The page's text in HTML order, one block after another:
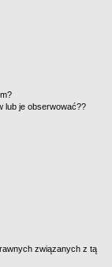
lub je obserwować??
związanych z tą